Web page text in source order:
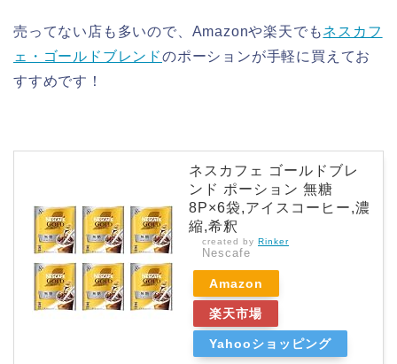
売ってない店も多いので、Amazonや楽天でもネスカフ
ェ・ゴールドブレンドのポーションが手軽に買えてお
すすめです！
ネスカフェ ゴールドブレ
ンド ポーション 無糖
8P×6袋,アイスコーヒー,濃
縮,希釈
created by Rinker
Nescafe
Amazon
楽天市場
Yahooショッピング